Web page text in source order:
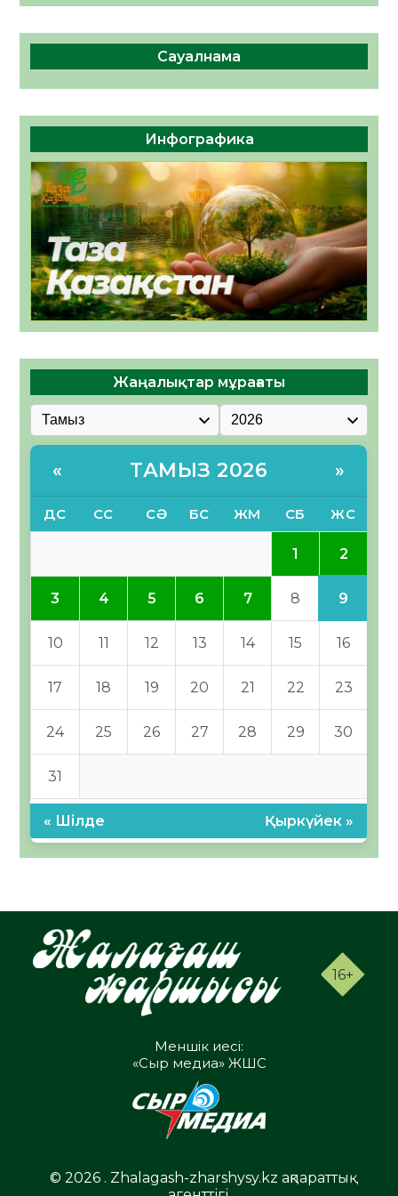
Сауалнама
Инфографика
Жаңалықтар мұрағаты
« ТАМЫЗ 2026 »
ДС СС СӘ БС ЖМ СБ ЖС
1 2
3 4 5 6 7 8 9
10 11 12 13 14 15 16
17 18 19 20 21 22 23
24 25 26 27 28 29 30
31
« Шілде Қыркүйек »
16+
Меншік иесі:
«Сыр медиа» ЖШС
© 2026 . Zhalagash-zharshysy.kz ақпараттық